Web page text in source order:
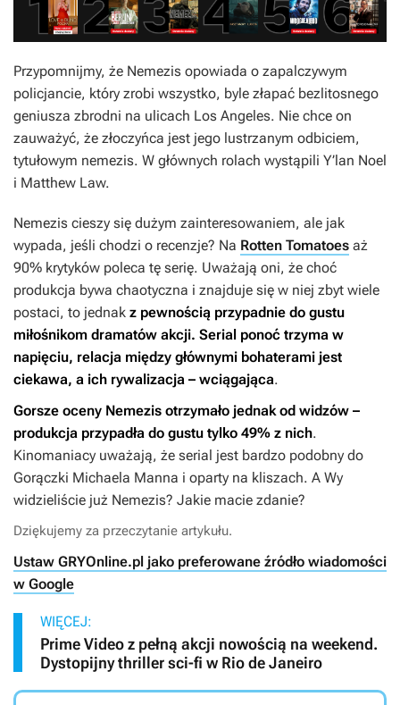
Przypomnijmy, że Nemezis opowiada o zapalczywym
policjancie, który zrobi wszystko, byle złapać bezlitosnego
geniusza zbrodni na ulicach Los Angeles. Nie chce on
zauważyć, że złoczyńca jest jego lustrzanym odbiciem,
tytułowym nemezis. W głównych rolach wystąpili Y’lan Noel
i Matthew Law.
Nemezis cieszy się dużym zainteresowaniem, ale jak
wypada, jeśli chodzi o recenzje? Na Rotten Tomatoes aż
90% krytyków poleca tę serię. Uważają oni, że choć
produkcja bywa chaotyczna i znajduje się w niej zbyt wiele
postaci, to jednak z pewnością przypadnie do gustu
miłośnikom dramatów akcji. Serial ponoć trzyma w
napięciu, relacja między głównymi bohaterami jest
ciekawa, a ich rywalizacja – wciągająca.
Gorsze oceny Nemezis otrzymało jednak od widzów –
produkcja przypadła do gustu tylko 49% z nich.
Kinomaniacy uważają, że serial jest bardzo podobny do
Gorączki Michaela Manna i oparty na kliszach. A Wy
widzieliście już Nemezis? Jakie macie zdanie?
Dziękujemy za przeczytanie artykułu.
Ustaw GRYOnline.pl jako preferowane źródło wiadomości
w Google
WIĘCEJ:
Prime Video z pełną akcji nowością na weekend.
Dystopijny thriller sci-fi w Rio de Janeiro